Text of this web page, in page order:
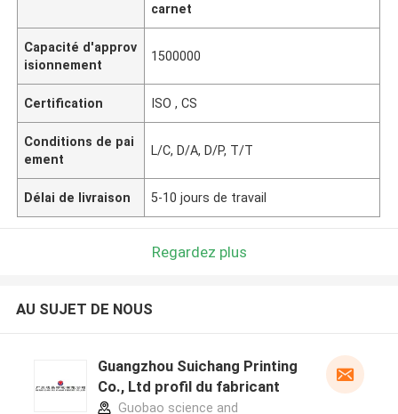
carnet
Capacité d'approv
isionnement
1500000
Certification ISO , CS
Conditions de pai
ement
L/C, D/A, D/P, T/T
Délai de livraison 5-10 jours de travail
Regardez plus
AU SUJET DE NOUS
Guangzhou Suichang Printing
Co., Ltd profil du fabricant
Guobao science and